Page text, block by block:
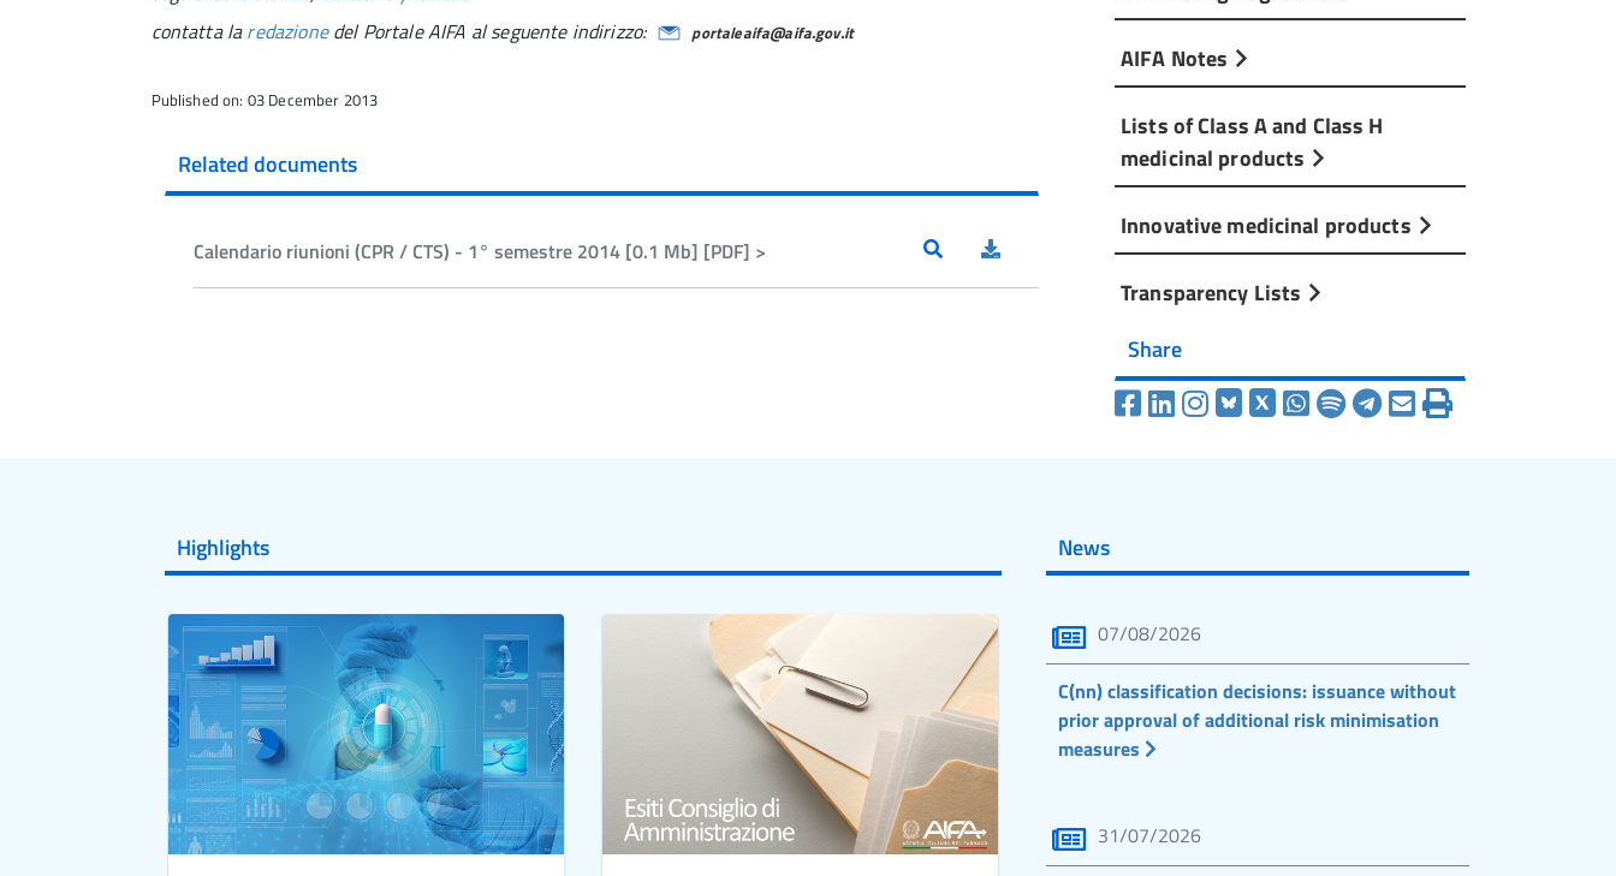
contatta laredazionedel Portale AIFA al seguente indirizzo: portaleaifa@aifa.gov.it
Published on: 03 December 2013
Related documents
Calendario riunioni (CPR / CTS) - 1° semestre 2014 [0.1 Mb] [PDF] >
AIFA Notes
Lists of Class A and Class H
medicinal products
Innovative medicinal products
Transparency Lists
Share
Highlights News
07/08/2026
C(nn) classification decisions: issuance without
prior approval of additional risk minimisation
measures
31/07/2026